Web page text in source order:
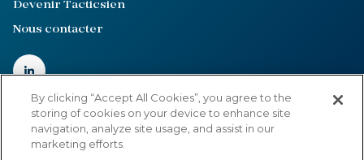
Devenir Tacticsien
Nous contacter
Mentions légales
By clicking “Accept All Cookies”, you agree to the
storing of cookies on your device to enhance site
navigation, analyze site usage, and assist in our
marketing efforts.